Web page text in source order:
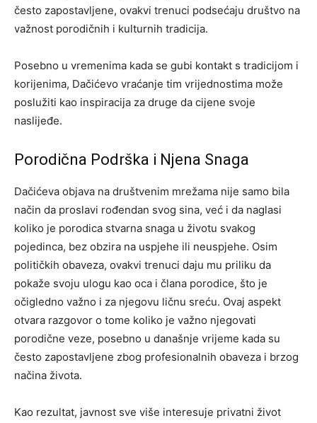
često zapostavljene, ovakvi trenuci podsećaju društvo na
važnost porodičnih i kulturnih tradicija.
Posebno u vremenima kada se gubi kontakt s tradicijom i
korijenima, Dačićevo vraćanje tim vrijednostima može
poslužiti kao inspiracija za druge da cijene svoje
naslijeđe.
Porodična Podrška i Njena Snaga
Dačićeva objava na društvenim mrežama nije samo bila
način da proslavi rođendan svog sina, već i da naglasi
koliko je porodica stvarna snaga u životu svakog
pojedinca, bez obzira na uspjehe ili neuspjehe. Osim
političkih obaveza, ovakvi trenuci daju mu priliku da
pokaže svoju ulogu kao oca i člana porodice, što je
očigledno važno i za njegovu ličnu sreću. Ovaj aspekt
otvara razgovor o tome koliko je važno njegovati
porodične veze, posebno u današnje vrijeme kada su
često zapostavljene zbog profesionalnih obaveza i brzog
načina života.
Kao rezultat, javnost sve više interesuje privatni život